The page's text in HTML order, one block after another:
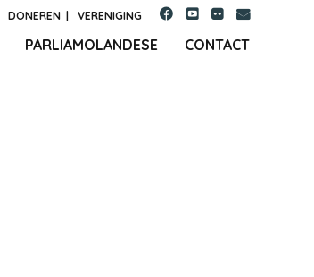
DONEREN | VERENIGING
PARLIAMOLANDESE CONTACT